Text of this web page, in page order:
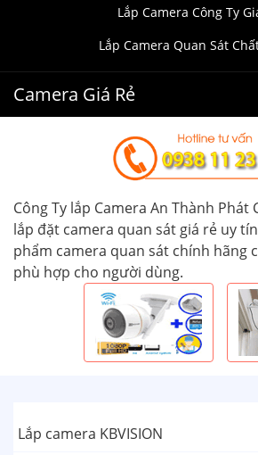
Lắp Camera Công Ty
Lắp Camera Quan Sát
Camera Giá Rẻ
Công Ty lắp Camera An Thành Phát
lắp đặt camera quan sát giá rẻ uy
phẩm camera quan sát chính hãng
phù hợp cho người dùng.
Lắp camera KBVISION